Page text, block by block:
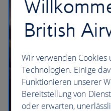
Unsere Lounges
British
Wir verwenden Cookies
Technologien. Einige
Funktionieren unserer
Bereitstellung von
oder erwarten,